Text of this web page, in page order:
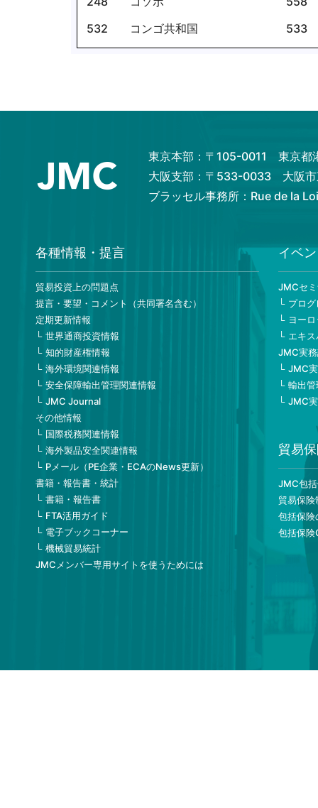
532
コンゴ共和国 533
東京本部：〒105-0011 東京都
大阪支部：〒533-0033 大阪市
ブラッセル事務所：Rue de la
各種情報・提言
貿易投資上の問題点
提言・要望・コメント（共同署名含む）
定期更新情報
世界通商投資情報
知的財産権情報
海外環境関連情報
安全保障輸出管理関連情報
JMC Journal
その他情報
国際税務関連情報
海外製品安全関連情報
Pメール（PE企業・ECAのNews更新）
書籍・報告書・統計
書籍・報告書
FTA活用ガイド
電子ブックコーナー
機械貿易統計
JMCメンバー専用サイトを使うためには
イベ
JMCセ
プロ
ヨー
エキ
JMC実
JMC
輸出
JMC
貿易
JMC包
貿易保険
包括保険
包括保険